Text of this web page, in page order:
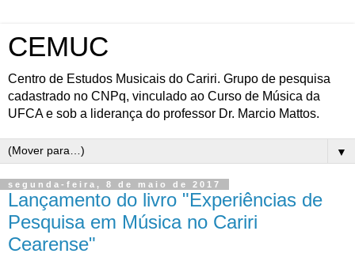
CEMUC
Centro de Estudos Musicais do Cariri. Grupo de pesquisa
cadastrado no CNPq, vinculado ao Curso de Música da
UFCA e sob a liderança do professor Dr. Marcio Mattos.
▼
segunda-feira, 8 de maio de 2017
Lançamento do livro "Experiências de
Pesquisa em Música no Cariri
Cearense"